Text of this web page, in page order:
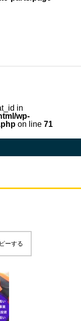
in
wp-
on line 71
ーする